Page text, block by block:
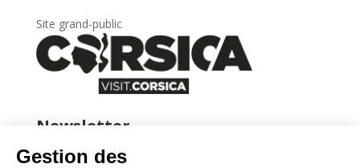
Site grand-public
Newsletter
Inscrivez-vous àla lettre d’information